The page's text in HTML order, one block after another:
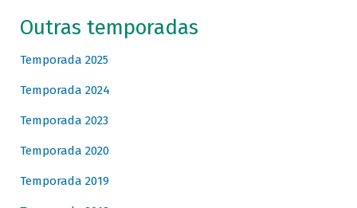
Outras temporadas
Temporada 2025
Temporada 2024
Temporada 2023
Temporada 2020
Temporada 2019